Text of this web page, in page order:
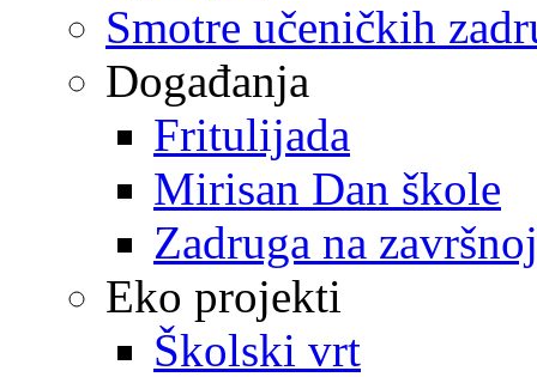
Smotre učeničkih
Događanja
Fritulijada
Mirisan Dan škole
Zadruga na
Eko projekti
Školski vrt